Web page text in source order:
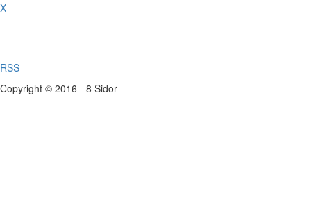
X
RSS
Copyright © 2016 - 8 Sidor